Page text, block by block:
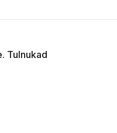
Tulnukad